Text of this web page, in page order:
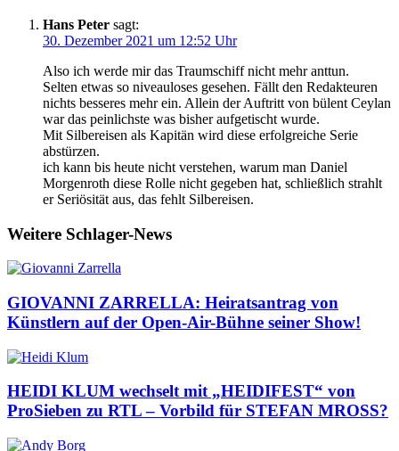
Hans Peter sagt:
30. Dezember 2021 um 12:52 Uhr
Also ich werde mir das Traumschiff nicht mehr anttun.
Selten etwas so niveauloses gesehen. Fällt den Redakteuren
nichts besseres mehr ein. Allein der Auftritt von bülent Ceylan
war das peinlichste was bisher aufgetischt wurde.
Mit Silbereisen als Kapitän wird diese erfolgreiche Serie
abstürzen.
ich kann bis heute nicht verstehen, warum man Daniel
Morgenroth diese Rolle nicht gegeben hat, schließlich strahlt
er Seriösität aus, das fehlt Silbereisen.
Weitere Schlager-News
GIOVANNI ZARRELLA: Heiratsantrag von
Künstlern auf der Open-Air-Bühne seiner Show!
HEIDI KLUM wechselt mit „HEIDIFEST“ von
ProSieben zu RTL – Vorbild für STEFAN MROSS?